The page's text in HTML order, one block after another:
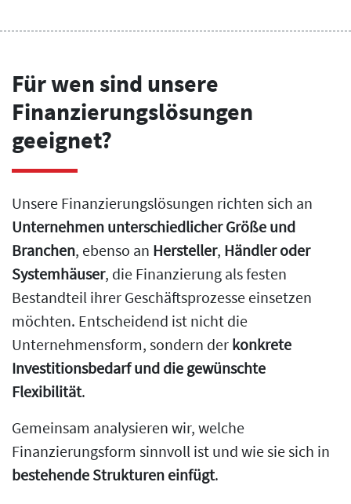
Für wen sind unsere
Finanzierungslösungen
geeignet?
Unsere Finanzierungslösungen richten sich an
Unternehmen unterschiedlicher Größe und
Branchen, ebenso an Hersteller, Händler oder
Systemhäuser, die Finanzierung als festen
Bestandteil ihrer Geschäftsprozesse einsetzen
möchten. Entscheidend ist nicht die
Unternehmensform, sondern der konkrete
Investitionsbedarf und die gewünschte
Flexibilität.
Gemeinsam analysieren wir, welche
Finanzierungsform sinnvoll ist und wie sie sich in
bestehende Strukturen einfügt.